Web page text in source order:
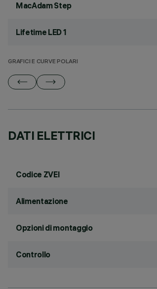
MacAdam Step
Lifetime LED 1
GRAFICI E CURVE POLARI
DATI ELETTRICI
Codice ZVEI
Alimentazione
Opzioni di montaggio
Controllo